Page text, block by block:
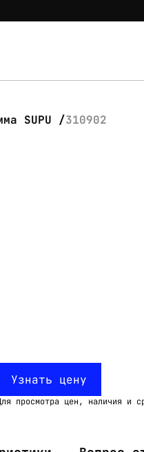
SUPU 310902
Узнать цену
просмотра цен, наличия и